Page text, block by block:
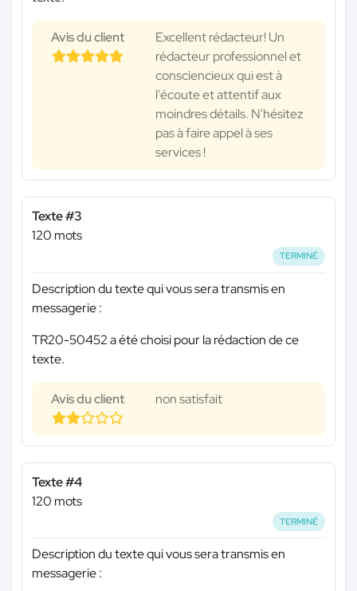
Avis du client
Excellent rédacteur! Un
rédacteur professionnel et
consciencieux qui est à
l'écoute et attentif aux
moindres détails. N'hésitez
pas à faire appel à ses
services !
Texte #3
120 mots
TERMINÉ
Description du texte qui vous sera transmis en
messagerie :
TR20-50452 a été choisi pour la rédaction de ce
texte.
Avis du client non satisfait
Texte #4
120 mots
TERMINÉ
Description du texte qui vous sera transmis en
messagerie :